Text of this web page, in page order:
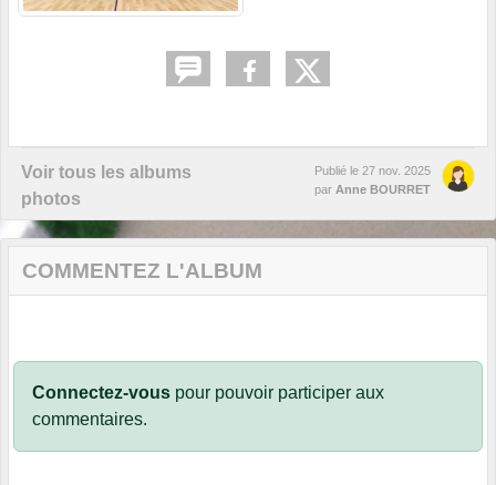
Voir tous les albums
photos
Publié le 27 nov. 2025
par Anne BOURRET
COMMENTEZ L'ALBUM
Connectez-vous pour pouvoir participer aux
commentaires.